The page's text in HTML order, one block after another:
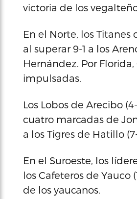
victoria de los
En el Norte, los
al superar 9-1 a los
Hernández. Por
impulsadas.
Los Lobos de Arecibo
cuatro marcadas de
a los Tigres de Hatillo
En el Suroeste, los
los Cafeteros de
de los yaucanos.